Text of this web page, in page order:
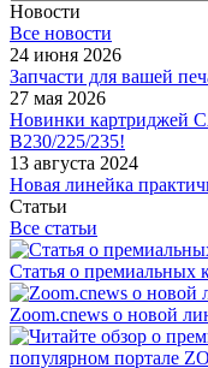
Новости
Все новости
24 июня 2026
Запчасти для вашей
27 мая 2026
Новинки картриджей
B230/225/235!
13 августа 2024
Новая линейка
Статьи
Все статьи
Статья о премиальных
Zoom.cnews о новой